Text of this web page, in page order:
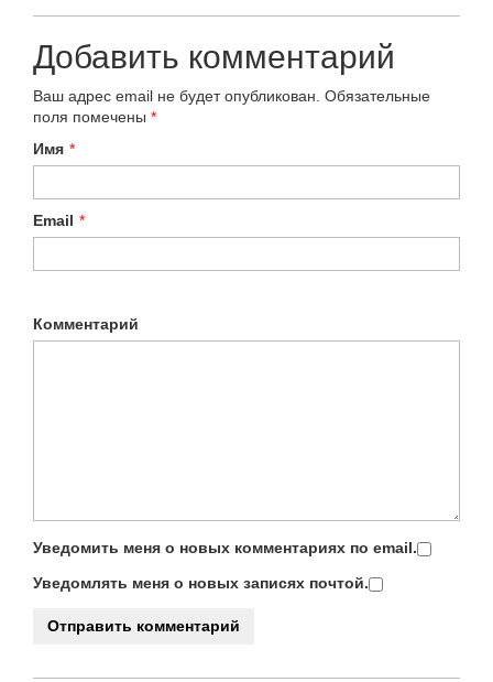
Добавить комментарий
Ваш адрес email не будет опубликован. Обязательные
поля помечены *
Имя *
Email *
Комментарий
Уведомить меня о новых комментариях по email.
Уведомлять меня о новых записях почтой.